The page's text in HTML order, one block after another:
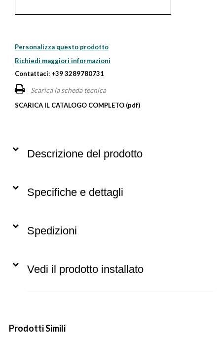
Personalizza questo prodotto
Richiedi maggiori informazioni
Contattaci: +39 3289780731
Scarica la scheda tecnica
SCARICA IL CATALOGO COMPLETO (pdf)
Descrizione del prodotto
Specifiche e dettagli
Spedizioni
Vedi il prodotto installato
Prodotti Simili